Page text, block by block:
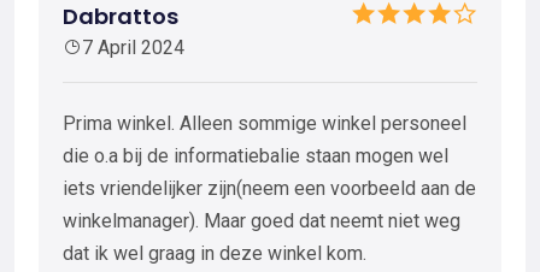
Dabrattos
7 April 2024
Prima winkel. Alleen sommige winkel personeel
die o.a bij de informatiebalie staan mogen wel
iets vriendelijker zijn(neem een voorbeeld aan de
winkelmanager). Maar goed dat neemt niet weg
dat ik wel graag in deze winkel kom.